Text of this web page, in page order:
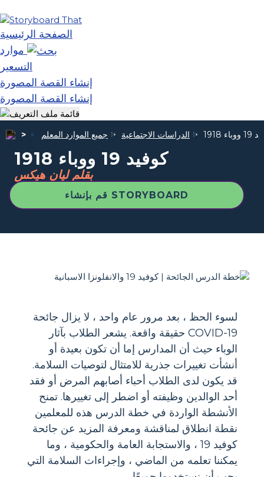
الصفحة الرئيسية
موارد
التسعير
إنشاء القصة المصورة
إنشاء القصة المصورة
جميع الموارد المعلم الدراسات الاجتماعية 1918
كوفيد 19 ووباء 1918
بقلم ليان هيكس
قم بإنشاء STORYBOARD
لسوء الحظ ، بعد مرور عام واحد ، لا يزال جائحة
COVID-19 حقيقة واقعة. يشعر الطلاب بآثار
الوباء حيث أن المدارس إما أن تكون بعيدة أو
أنشأت تغييرات جذرية للامتثال لتوصيات السلامة.
قد يكون لدى الطلاب أحباء أصابهم المرض أو فقد
أحد الوالدين وظيفته أو اضطر إلى تغييرها. تمنح
الأنشطة الواردة في خطة الدرس هذه للمعلمين
نقطة انطلاق لمناقشة ومعرفة المزيد عن جائحة
كوفيد 19 ، والاستجابة العامة والحكومية ، وما
يمكننا تعلمه من الماضي ، وإجراءات السلامة التي